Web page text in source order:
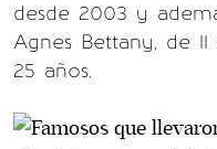
desde 2003 y
Agnes Bettany, de
25 años.